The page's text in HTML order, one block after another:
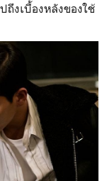
ถึงเบื้องหลังของใช้